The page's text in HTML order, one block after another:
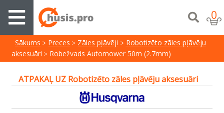
0
Sākums Preces Zāles pļāvēji
Robotizēto zāles pļāvēju
aksesuāri
Robežvads Automower 50m (2.7mm)
ATPAKAĻ UZ Robotizēto zāles pļāvēju aksesuāri